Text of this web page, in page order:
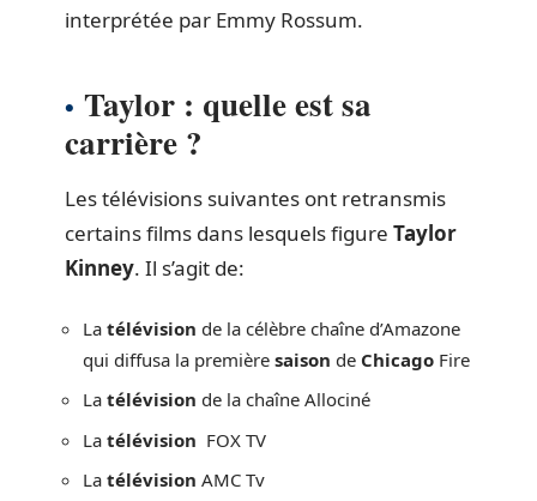
interprétée par Emmy Rossum.
Taylor : quelle est sa
carrière ?
Les télévisions suivantes ont retransmis
certains films dans lesquels figure Taylor
Kinney. Il s’agit de:
La télévision de la célèbre chaîne d’Amazone
qui diffusa la première saison de Chicago Fire
La télévision de la chaîne Allociné
La télévision FOX TV
La télévision AMC Tv